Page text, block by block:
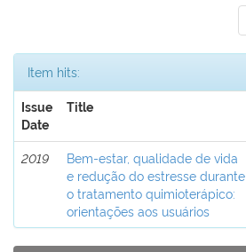
Item hits:
Issue
Date
Title
2019
Bem-estar, qualidade de vida
e redução do estresse durante
o tratamento quimioterápico:
orientações aos usuários